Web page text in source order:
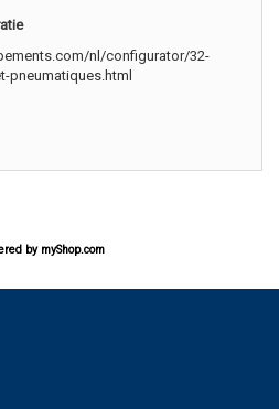
nl/configurator/32-
pneumatiques.html
by myShop.com